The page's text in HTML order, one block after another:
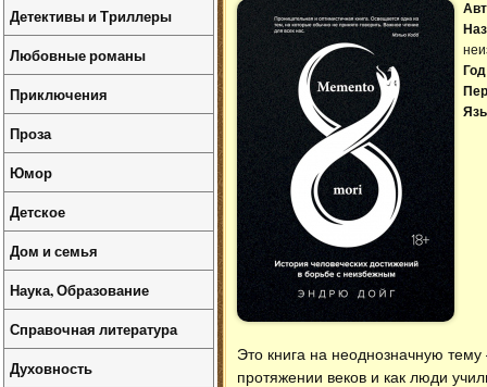
Это книга на неоднозначную
протяжении веков и как люди
Детективы и Триллеры
Любовные романы
Приключения
Проза
Юмор
Детское
Дом и семья
Наука, Образование
Справочная литература
Духовность